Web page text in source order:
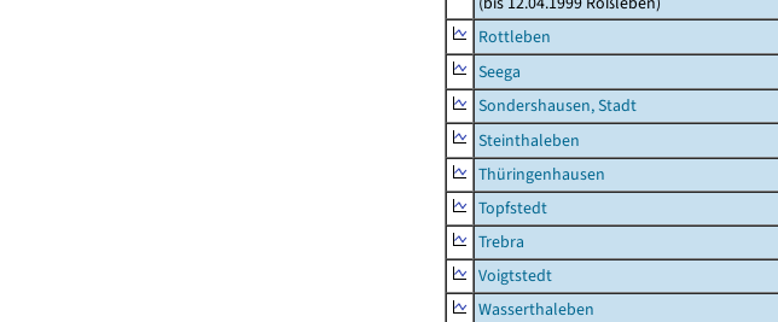
Rottleben
Seega
Sondershausen, Stadt
Steinthaleben
Thüringenhausen
Topfstedt
Trebra
Voigtstedt
Wasserthaleben